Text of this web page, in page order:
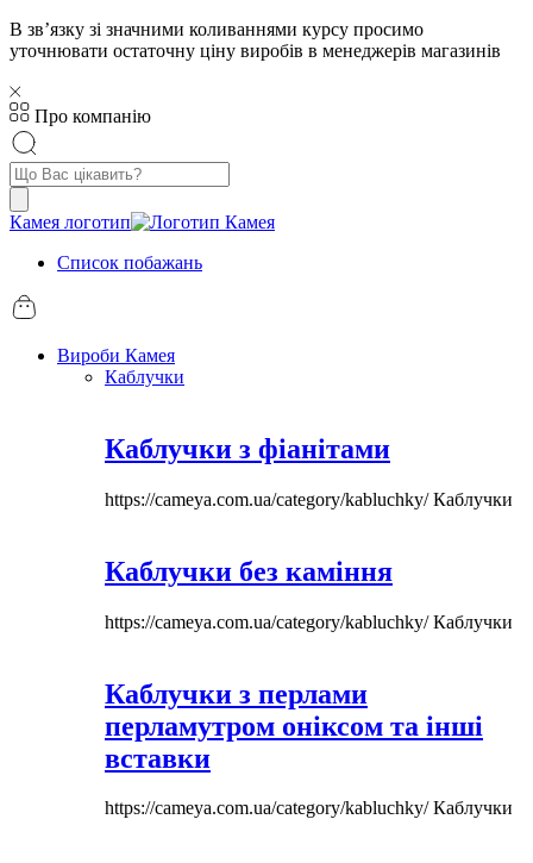
В звʼязку зі значними коливаннями курсу просимо
уточнювати остаточну ціну виробів в менеджерів магазинів
Про компанію
Пошук
товарів
Камея логотип
Список побажань
Вироби Камея
Каблучки
Каблучки з фіанітами
https://cameya.com.ua/category/kabluchky/Каблучки
Каблучки без каміння
https://cameya.com.ua/category/kabluchky/Каблучки
Каблучки з перлами
перламутром оніксом та інші
вставки
https://cameya.com.ua/category/kabluchky/Каблучки